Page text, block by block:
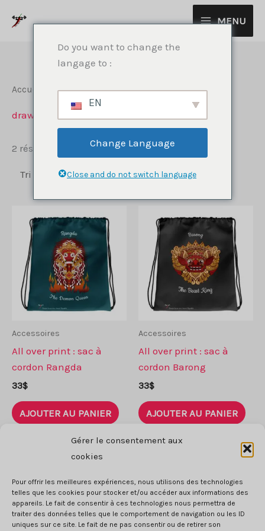
Gérer le consentement aux
cookies
Pour offrir les meilleures expériences, nous utilisons des technologies
telles que les cookies pour stocker et/ou accéder aux informations des
appareils. Le fait de consentir à ces technologies nous permettra de
traiter des données telles que le comportement de navigation ou les ID
uniques sur ce site. Le fait de ne pas consentir ou de retirer son
MENU
Accueil / Produits identifiés “drawstringbag”
drawstringbag
2 résultats affichésTrié
du
récent
plus
Accessoires
All over print : sac à
cordon Rangda
33$
AJOUTER AU PANIER
Accessoires
All over print : sac à
cordon Barong
33$
AJOUTER AU PANIER
Do you want to change the
langage to :
EN
Change Language
Close and do not switch language